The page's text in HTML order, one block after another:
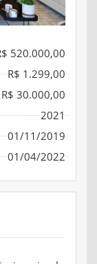
520.000,00
R$ 1.299,00
R$ 30.000,00
2021
01/11/2019
01/04/2022